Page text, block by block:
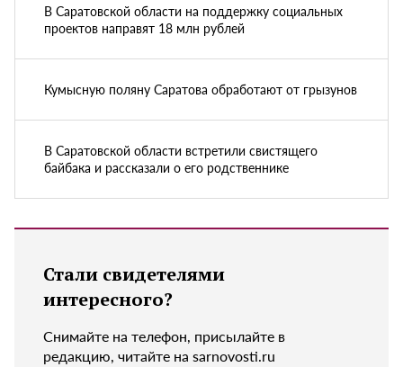
В Саратовской области на поддержку социальных
проектов направят 18 млн рублей
Кумысную поляну Саратова обработают от грызунов
В Саратовской области встретили свистящего
байбака и рассказали о его родственнике
Стали свидетелями
интересного?
Снимайте на телефон, присылайте в
редакцию, читайте на sarnovosti.ru